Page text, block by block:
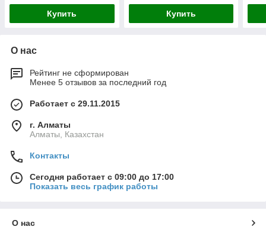
Купить Купить
О нас
Рейтинг не сформирован
Менее 5 отзывов за последний год
Работает с 29.11.2015
г. Алматы
Алматы, Казахстан
Контакты
Сегодня работает с 09:00 до 17:00
Показать весь график работы
О нас